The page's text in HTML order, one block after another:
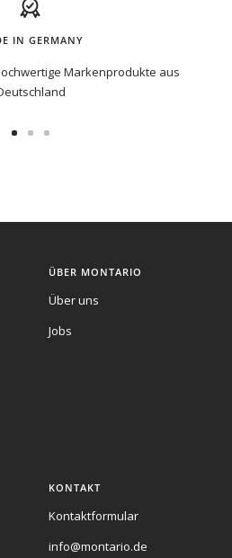
IN GERMANY
Markenprodukte aus
ÜBER MONTARIO
Über uns
Jobs
KONTAKT
Kontaktformular
info@montario.de